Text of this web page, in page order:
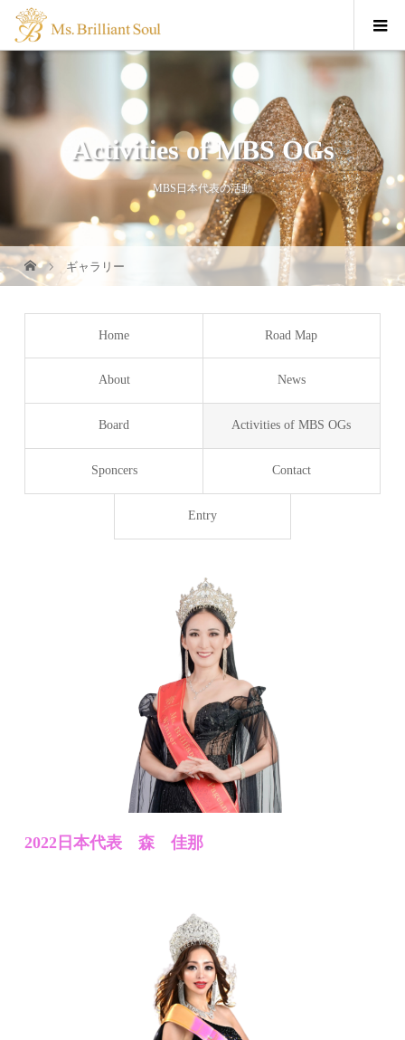
Activities of MBS OGs
MBS日本代表の活動
ギャラリー
Home Road Map
About News
Board Activities of MBS OGs
Sponcers Contact
Entry
2022日本代表 森 佳那